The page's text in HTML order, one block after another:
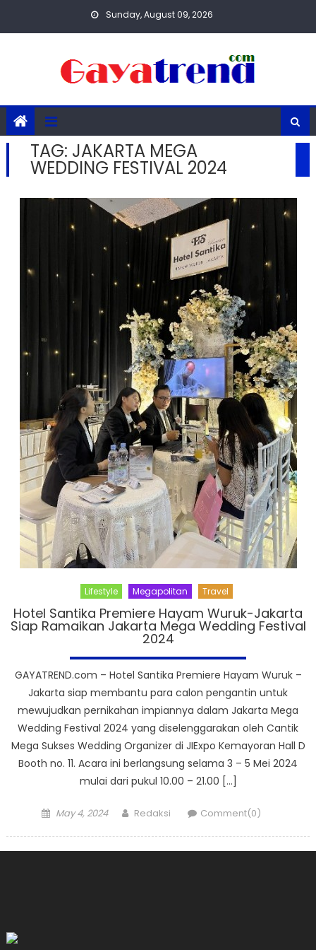
Sunday, August 09, 2026
TAG: JAKARTA MEGA
WEDDING FESTIVAL 2024
Lifestyle Megapolitan Travel
Hotel Santika Premiere Hayam Wuruk-Jakarta
Siap Ramaikan Jakarta Mega Wedding Festival
2024
GAYATREND.com – Hotel Santika Premiere Hayam Wuruk –
Jakarta siap membantu para calon pengantin untuk
mewujudkan pernikahan impiannya dalam Jakarta Mega
Wedding Festival 2024 yang diselenggarakan oleh Cantik
Mega Sukses Wedding Organizer di JIExpo Kemayoran Hall D
Booth no. 11. Acara ini berlangsung selama 3 – 5 Mei 2024
mulai dari pukul 10.00 – 21.00 […]
Posted
May 4, 2024 Author
Redaksi Comment(0)